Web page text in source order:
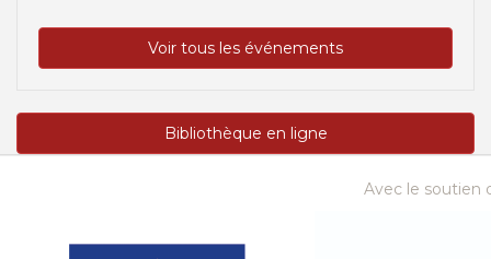
Voir tous les événements
Bibliothèque en ligne
Avec le soutien